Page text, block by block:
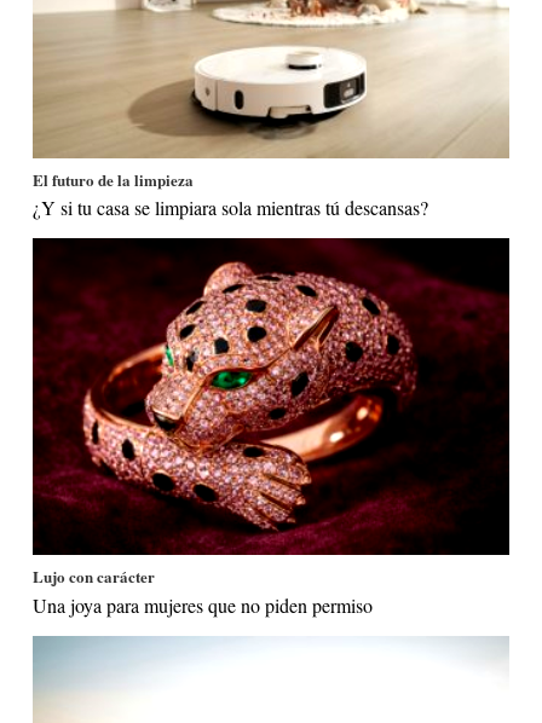
El futuro de la limpieza
¿Y si tu casa se limpiara sola mientras tú descansas?
Lujo con carácter
Una joya para mujeres que no piden permiso